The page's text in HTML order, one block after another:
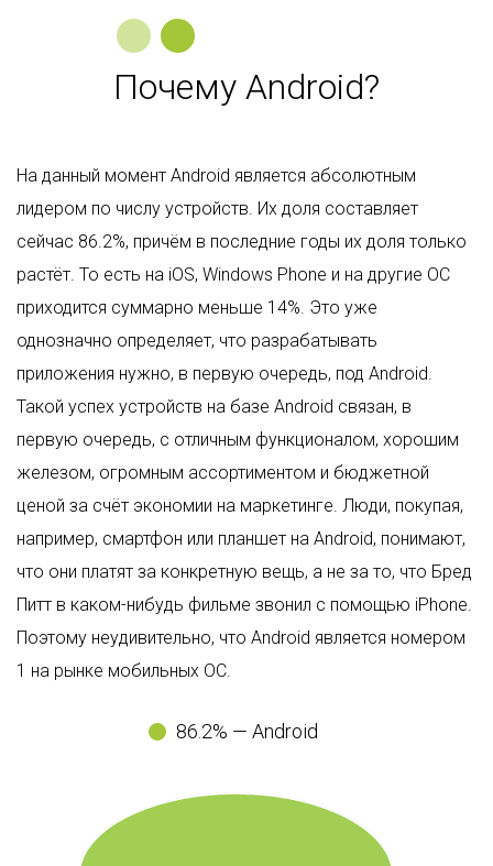
Почему Android?
На данный момент Android является абсолютным
лидером по числу устройств. Их доля составляет
сейчас 86.2%, причём в последние годы их доля только
растёт. То есть на iOS, Windows Phone и на другие ОС
приходится суммарно меньше 14%. Это уже
однозначно определяет, что разрабатывать
приложения нужно, в первую очередь, под Android.
Такой успех устройств на базе Android связан, в
первую очередь, с отличным функционалом, хорошим
железом, огромным ассортиментом и бюджетной
ценой за счёт экономии на маркетинге. Люди, покупая,
например, смартфон или планшет на Android, понимают,
что они платят за конкретную вещь, а не за то, что Бред
Питт в каком-нибудь фильме звонил с помощью iPhone.
Поэтому неудивительно, что Android является номером
1 на рынке мобильных ОС.
86.2% — Android